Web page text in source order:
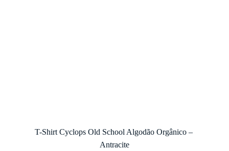
T-Shirt Cyclops Old School Algodão Orgânico –
Antracite